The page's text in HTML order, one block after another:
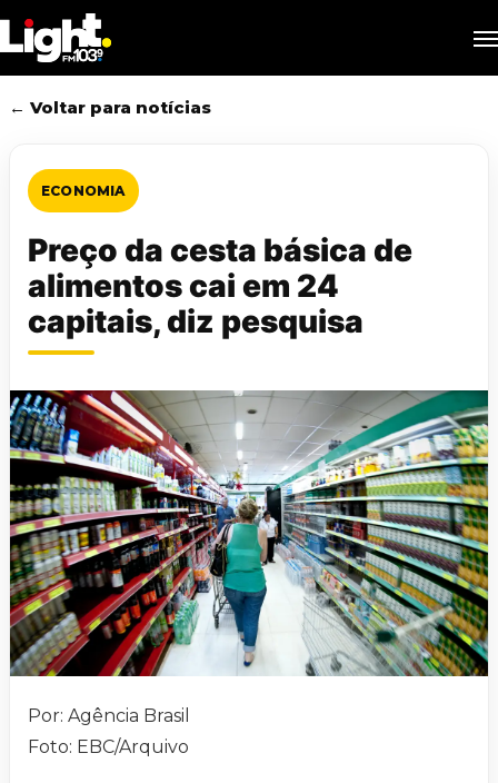
to
main
content
← Voltar para notícias
ECONOMIA
Preço da cesta básica de
alimentos cai em 24
capitais, diz pesquisa
Por: Agência Brasil
Foto: EBC/Arquivo